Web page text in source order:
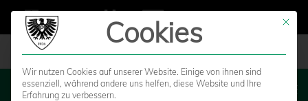
MENU
Mit
Cookies
Wir nutzen Cookies auf unserer Website. Einige von ihnen sind
essenziell, während andere uns helfen, diese Website und Ihre
Erfahrung zu verbessern.